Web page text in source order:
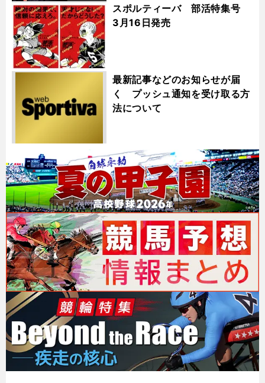
スポルティーバ 部活特集号
3月16日発売
最新記事などのお知らせが届
く プッシュ通知を受け取る方
法について